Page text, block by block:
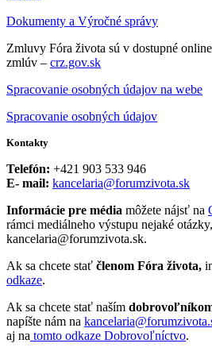
Dokumenty a Výročné správy
Zmluvy Fóra života sú v dostupné
zmlúv – crz.gov.sk
Spracovanie osobných údajov na webe
Spracovanie osobných údajov
Kontakty
Telefón: +421 903 533 946
E- mail: kancelaria@forumzivota.sk
Informácie pre média môžete nájsť na
rámci mediálneho výstupu nejaké
kancelaria@forumzivota.sk.
Ak sa chcete stať členom Fóra života,
odkaze.
Ak sa chcete stať naším
napíšte nám na
aj na tomto odkaze Dobrovoľníctvo.